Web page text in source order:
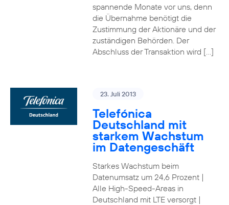
spannende Monate vor uns, denn
die Übernahme benötigt die
Zustimmung der Aktionäre und der
zuständigen Behörden. Der
Abschluss der Transaktion wird […]
23. Juli 2013
Telefónica
Deutschland mit
starkem Wachstum
im Datengeschäft
Starkes Wachstum beim
Datenumsatz um 24,6 Prozent |
Alle High-Speed-Areas in
Deutschland mit LTE versorgt |